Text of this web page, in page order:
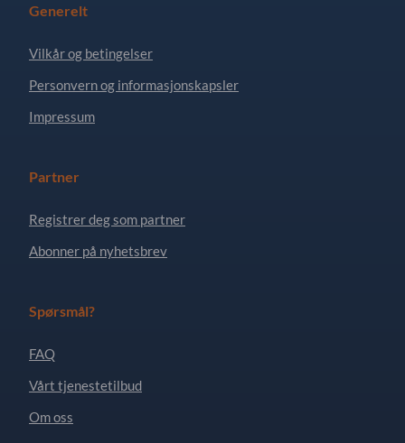
Generelt
Vilkår og betingelser
Personvern og informasjonskapsler
Impressum
Partner
Registrer deg som partner
Abonner på nyhetsbrev
Spørsmål?
FAQ
Vårt tjenestetilbud
Om oss